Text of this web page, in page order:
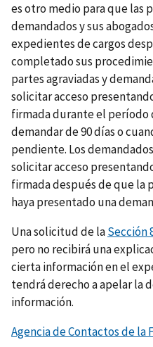
es otro medio para que las
demandados y sus
expedientes de cargos
completado sus
partes agraviadas y
solicitar acceso
firmada durante el período
demandar de 90 días o
pendiente. Los
solicitar acceso
firmada después de que la
haya presentado una
Una solicitud de laSección
pero no recibirá una
cierta información en el
tendrá derecho a apelar la
información.
Agencia de Contactos de la